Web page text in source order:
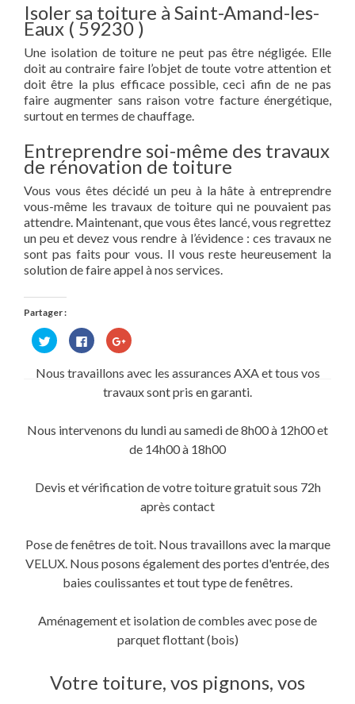
Isoler sa toiture à Saint-Amand-les-
Eaux ( 59230 )
Une isolation de toiture ne peut pas être négligée. Elle
doit au contraire faire l’objet de toute votre attention et
doit être la plus efficace possible, ceci afin de ne pas
faire augmenter sans raison votre facture énergétique,
surtout en termes de chauffage.
Entreprendre soi-même des travaux
de rénovation de toiture
Vous vous êtes décidé un peu à la hâte à entreprendre
vous-même les travaux de toiture qui ne pouvaient pas
attendre. Maintenant, que vous êtes lancé, vous regrettez
un peu et devez vous rendre à l’évidence : ces travaux ne
sont pas faits pour vous. Il vous reste heureusement la
solution de faire appel à nos services.
Partager :
Cliquez
pour
partager
Twitter(ouvre
Cliquez
pour
partager
sur
Facebook(ouvre
dans
une
Cliquez
pour
Google+
dans
fenêtre)
Nous travaillons avec les assurances AXA et tous vos
travaux sont pris en garanti.
Nous intervenons du lundi au samedi de 8h00 à 12h00 et
de 14h00 à 18h00
Devis et vérification de votre toiture gratuit sous 72h
après contact
Pose de fenêtres de toit. Nous travaillons avec la marque
VELUX. Nous posons également des portes d'entrée, des
baies coulissantes et tout type de fenêtres.
Aménagement et isolation de combles avec pose de
parquet flottant (bois)
Votre toiture, vos pignons, vos